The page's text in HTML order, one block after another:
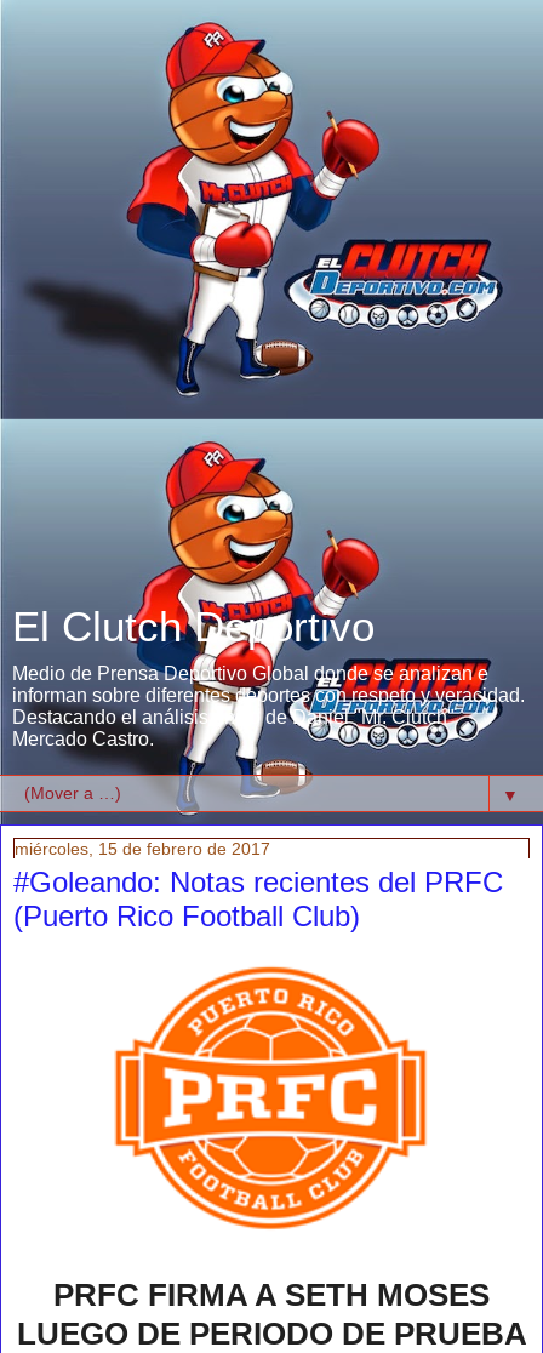
El Clutch Deportivo
Medio de Prensa Deportivo Global donde se analizan e
informan sobre diferentes deportes con respeto y veracidad.
Destacando el análisis único de Daniel "Mr. Clutch"
Mercado Castro.
▼
miércoles, 15 de febrero de 2017
#Goleando: Notas recientes del PRFC
(Puerto Rico Football Club)
PRFC FIRMA A SETH MOSES
LUEGO DE PERIODO DE PRUEBA